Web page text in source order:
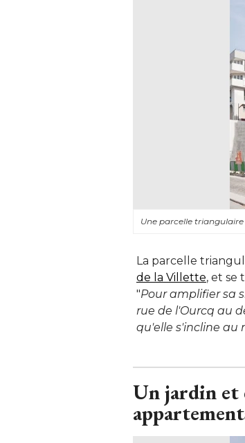
Une parcelle
La parcelle
de la Villette, et se
"Pour amplifier sa
rue de l'Ourcq au
qu'elle s'incline au
Un jardin et